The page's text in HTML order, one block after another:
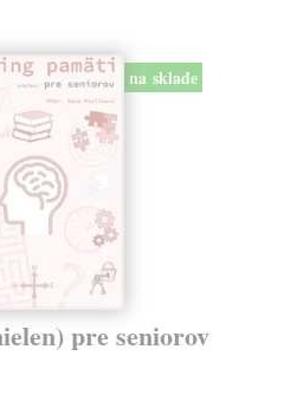
na sklade
pre seniorov